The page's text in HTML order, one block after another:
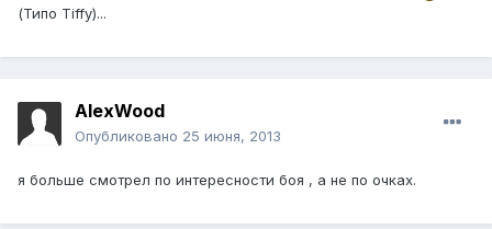
(Типо Tiffy)...
AlexWood
Опубликовано 25 июня, 2013
я больше смотрел по интересности боя , а не по очках.